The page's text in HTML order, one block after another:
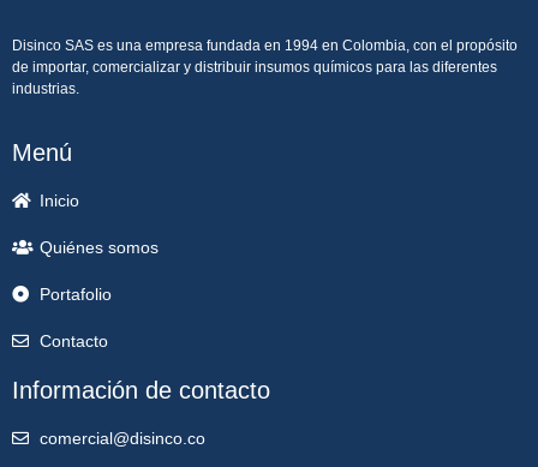
Disinco SAS es una empresa fundada en 1994 en Colombia, con el propósito
de importar, comercializar y distribuir insumos químicos para las diferentes
industrias.
Menú
Inicio
Quiénes somos
Portafolio
Contacto
Información de contacto
comercial@disinco.co